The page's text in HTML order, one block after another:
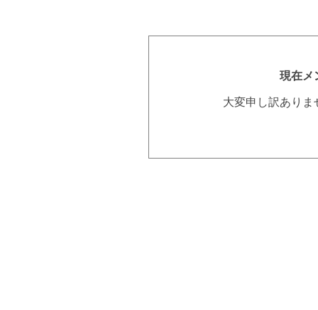
現在メ
大変申し訳あり